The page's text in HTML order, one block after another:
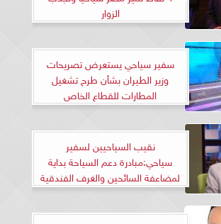
الزوار
سفير سياحي يستعرض تصريحات
وزير الطيران بشأن طرح تشغيل
المطارات للقطاع الخاص
نقيب السياحيين لسفير
سياحي:مبادرة دعم السياحة بداية
لمضاعفة السائحين والغرف الفندقية